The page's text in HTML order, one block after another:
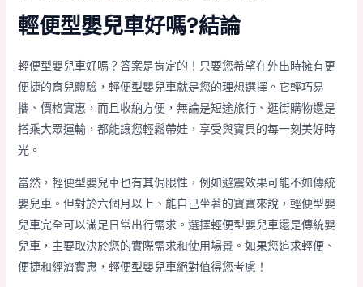
輕便型嬰兒車好嗎?結論
輕便型嬰兒車好嗎？答案是肯定的！只要您希望在外出時擁有更
便捷的育兒體驗，輕便型嬰兒車就是您的理想選擇。它輕巧易
攜、價格實惠，而且收納方便，無論是短途旅行、逛街購物還是
搭乘大眾運輸，都能讓您輕鬆帶娃，享受與寶貝的每一刻美好時
光。
當然，輕便型嬰兒車也有其侷限性，例如避震效果可能不如傳統
嬰兒車。但對於六個月以上、能自己坐著的寶寶來說，輕便型嬰
兒車完全可以滿足日常出行需求。選擇輕便型嬰兒車還是傳統嬰
兒車，主要取決於您的實際需求和使用場景。如果您追求輕便、
便捷和經濟實惠，輕便型嬰兒車絕對值得您考慮！